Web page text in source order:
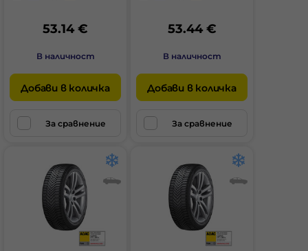
53.14 €
В наличност
Добави в количка
За сравнение
53.44 €
В наличност
Добави в количка
За сравнение